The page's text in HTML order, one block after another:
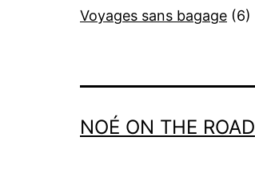
Voyages sans bagage (6)
NOÉ ON THE ROAD